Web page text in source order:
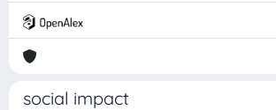
social impact